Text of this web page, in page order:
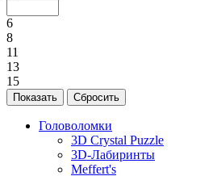
6
8
11
13
15
Головоломки
3D Crystal Puzzle
3D-Лабиринты
Meffert's